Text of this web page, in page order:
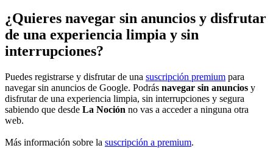
¿Quieres navegar sin anuncios y disfrutar
de una experiencia limpia y sin
interrupciones?
Puedes registrarse y disfrutar de una suscripción premium para
navegar sin anuncios de Google. Podrás navegar sin anuncios y
disfrutar de una experiencia limpia, sin interrupciones y segura
sabiendo que desde La Noción no vas a acceder a ninguna otra
web.
Más información sobre la suscripción a premium.